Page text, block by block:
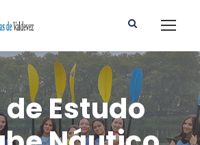
Estudo